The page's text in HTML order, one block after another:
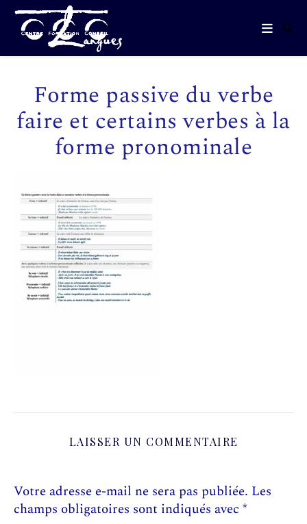
Forme passive du verbe
faire et certains verbes à la
forme pronominale
LAISSER UN COMMENTAIRE
Votre adresse e-mail ne sera pas publiée. Les
champs obligatoires sont indiqués avec *